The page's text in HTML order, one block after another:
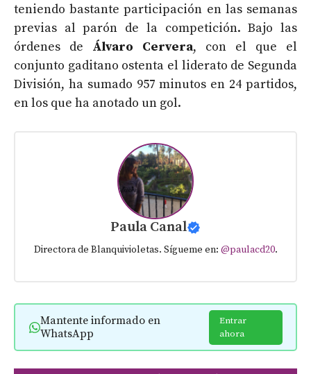
teniendo bastante participación en las semanas
previas al parón de la competición. Bajo las
órdenes de Álvaro Cervera, con el que el
conjunto gaditano ostenta el liderato de Segunda
División, ha sumado 957 minutos en 24 partidos,
en los que ha anotado un gol.
Paula Canal
Directora de Blanquivioletas. Sígueme en: @paulacd20.
Mantente informado en
WhatsApp
Entrar
ahora